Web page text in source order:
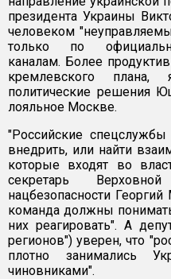
президента Украины
человеком
только по
каналам. Более
кремлевского плана,
политические решения
лояльное Москве.
"Российские
внедрить, или найти
которые входят во
секретарь
нацбезопасности
команда должны
них реагировать". А
регионов") уверен, что
плотно занимались
чиновниками".